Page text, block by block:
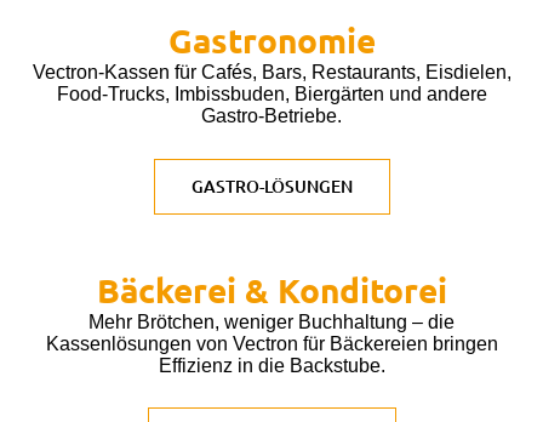
Gastronomie
Vectron-Kassen für Cafés, Bars, Restaurants, Eisdielen,
Food-Trucks, Imbissbuden, Biergärten und andere
Gastro-Betriebe.
GASTRO-LÖSUNGEN
Bäckerei & Konditorei
Mehr Brötchen, weniger Buchhaltung – die
Kassenlösungen von Vectron für Bäckereien bringen
Effizienz in die Backstube.